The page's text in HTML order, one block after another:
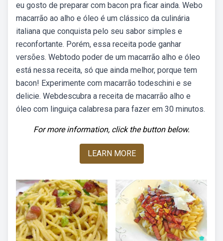
eu gosto de preparar com bacon pra ficar ainda. Webo
macarrão ao alho e óleo é um clássico da culinária
italiana que conquista pelo seu sabor simples e
reconfortante. Porém, essa receita pode ganhar
versões. Webtodo poder de um macarrão alho e óleo
está nessa receita, só que ainda melhor, porque tem
bacon! Experimente com macarrão todeschini e se
delicie. Webdescubra a receita de macarrão alho e
óleo com linguiça calabresa para fazer em 30 minutos.
For more information, click the button below.
LEARN MORE